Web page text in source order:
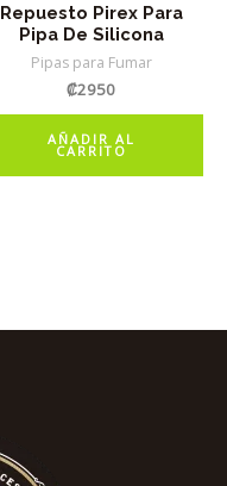
Repuesto Pirex Para
Pipa De Silicona
Pipas para Fumar
₡2950
AÑADIR AL
CARRITO